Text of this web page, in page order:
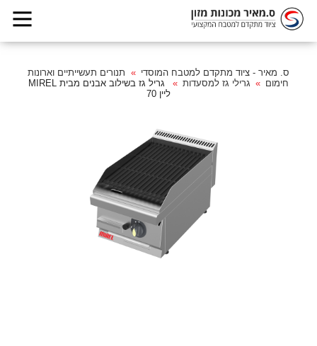
ס. מאיר - ציוד מתקדם למטבח המוסדי
תנורים תעשייתיים וארונות
חימום
גרילי גז למסעדות
גריל גז בשילוב אבנים מבית MIREL
ליין 70